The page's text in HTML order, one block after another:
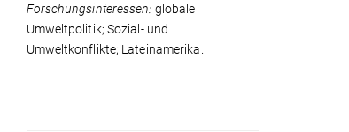
Forschungsinteressen: globale
Umweltpolitik; Sozial- und
Umweltkonflikte; Lateinamerika.